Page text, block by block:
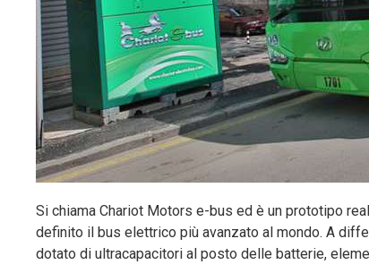
Si chiama Chariot Motors e-bus ed è un prototipo
definito il bus elettrico più avanzato al mondo. A
dotato di ultracapacitori al posto delle batterie,